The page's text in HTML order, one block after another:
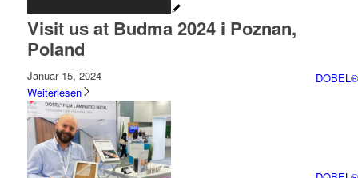
Visit us at Budma 2024 i Poznan,
Poland
Januar 15, 2024
Weiterlesen